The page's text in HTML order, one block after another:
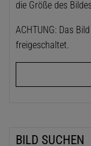
die Größe des
ACHTUNG: Das
freigeschaltet.
BILD SUCHEN